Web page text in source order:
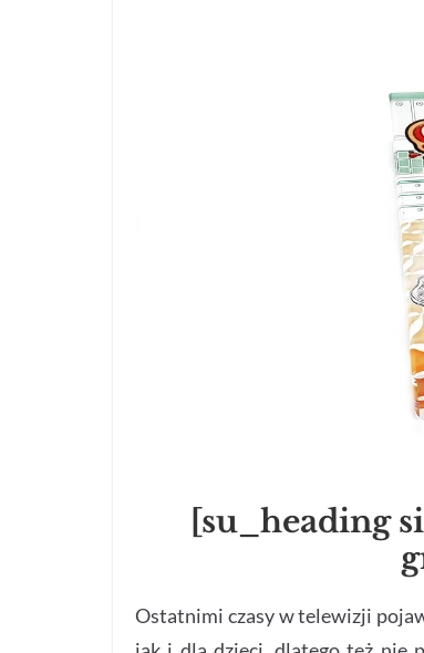
[su_heading
Ostatnimi czasy w telewizji